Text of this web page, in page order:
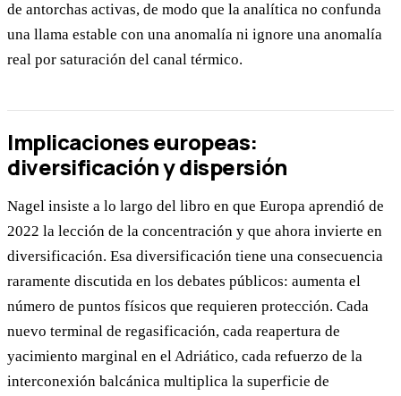
de antorchas activas, de modo que la analítica no confunda
una llama estable con una anomalía ni ignore una anomalía
real por saturación del canal térmico.
Implicaciones europeas:
diversificación y dispersión
Nagel insiste a lo largo del libro en que Europa aprendió de
2022 la lección de la concentración y que ahora invierte en
diversificación. Esa diversificación tiene una consecuencia
raramente discutida en los debates públicos: aumenta el
número de puntos físicos que requieren protección. Cada
nuevo terminal de regasificación, cada reapertura de
yacimiento marginal en el Adriático, cada refuerzo de la
interconexión balcánica multiplica la superficie de